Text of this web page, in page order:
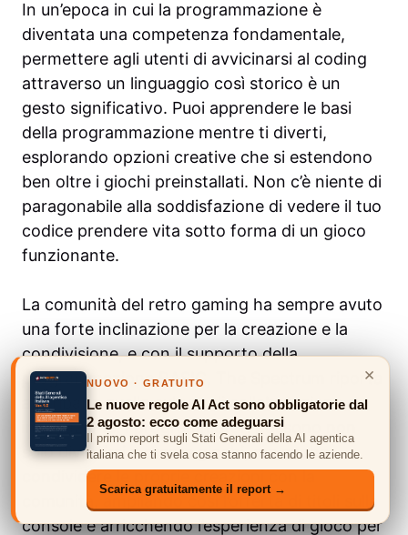
In un’epoca in cui la programmazione è
diventata una competenza fondamentale,
permettere agli utenti di avvicinarsi al coding
attraverso un linguaggio così storico è un
gesto significativo. Puoi apprendere le basi
della programmazione mentre ti diverti,
esplorando opzioni creative che si estendono
ben oltre i giochi preinstallati. Non c’è niente di
paragonabile alla soddisfazione di vedere il tuo
codice prendere vita sotto forma di un gioco
funzionante.
La comunità del retro gaming ha sempre avuto
una forte inclinazione per la creazione e la
condivisione, e con il supporto della
programmazione BASIC, The Spectrum riporta
alla ribalta quella cultura di collaborazione e
innovazione. I programmatori possono non
solo divertirsi a creare giochi, ma anche
condividere le proprie creazioni con la
comunità, ampliando così l’offerta di titoli sulla
console e arricchendo l’esperienza di gioco per
×
NUOVO · GRATUITO
Le nuove regole AI Act sono obbligatorie dal
2 agosto: ecco come adeguarsi
Il primo report sugli Stati Generali della AI agentica
italiana che ti svela cosa stanno facendo le aziende.
Scarica gratuitamente il report →